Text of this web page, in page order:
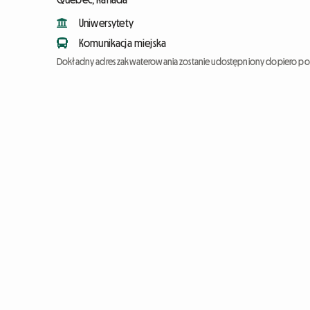
Uniwersytety
Komunikacja miejska
Dokładny adres zakwaterowania zostanie udostępniony dopiero